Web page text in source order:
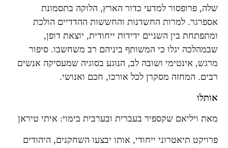
שלה, פרופסור למדעי כדור הארץ, הלוקה בתסמונת
אספרגר. למרות החשדנות והחששות ההדדיים הולכת
ומתפתחת בין השניים ידידות ייחודית, יוצאת דופן,
שבמהלכה יגלו כי המשותף ביניהם רב משחשבו. סיפור
מרגש, אינטימי ושובה לב, הנוגע בסוגיה שמעסיקה אנשים
רבים. המחזה מסקרן לכל אורכו, חכם ואנושי.
אותלו
מאת ויליאם שקספיר בעברית ובערבית בימוי: איתי טיראן
פרויקט תיאטרוני ייחודי, אותו יבצעו השחקנים, היהודים